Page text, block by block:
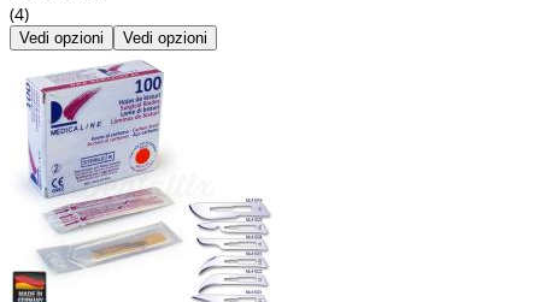
(4)
Vedi opzioni Vedi opzioni